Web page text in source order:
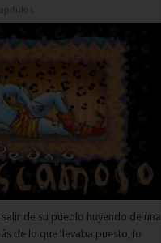
de su pueblo huyendo de una
de lo que llevaba puesto, lo